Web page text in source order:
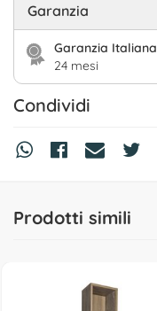
Garanzia
Garanzia Italiana
24 mesi
Condividi
Prodotti simili